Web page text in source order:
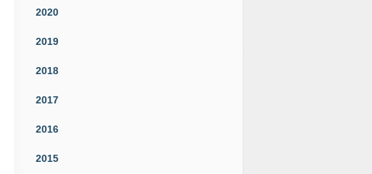
2020
2019
2018
2017
2016
2015